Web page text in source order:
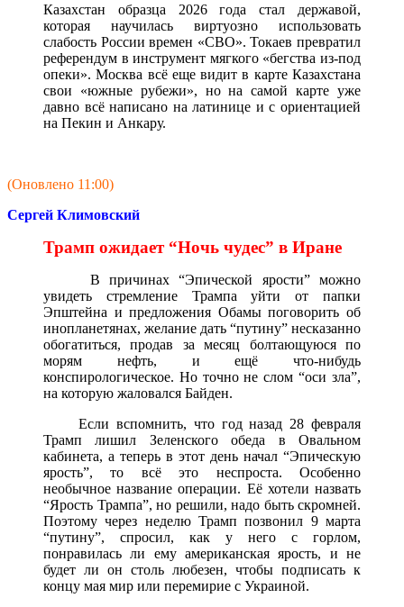
Казахстан образца 2026 года стал державой,
которая научилась виртуозно использовать
слабость России времен «СВО». Токаев превратил
референдум в инструмент мягкого «бегства из-под
опеки». Москва всё еще видит в карте Казахстана
свои «южные рубежи», но на самой карте уже
давно всё написано на латинице и с ориентацией
на Пекин и Анкару.
(Оновлено 11:00)
Сергей Климовский
Трамп ожидает “Ночь чудес” в Иране
В причинах “Эпической ярости” можно
увидеть стремление Трампа уйти от папки
Эпштейна и предложения Обамы поговорить об
инопланетянах, желание дать “путину” несказанно
обогатиться, продав за месяц болтающуюся по
морям нефть, и ещё что-нибудь
конспирологическое. Но точно не слом “оси зла”,
на которую жаловался Байден.
Если вспомнить, что год назад 28 февраля
Трамп лишил Зеленского обеда в Овальном
кабинета, а теперь в этот день начал “Эпическую
ярость”, то всё это неспроста. Особенно
необычное название операции. Её хотели назвать
“Ярость Трампа”, но решили, надо быть скромней.
Поэтому через неделю Трамп позвонил 9 марта
“путину”, спросил, как у него с горлом,
понравилась ли ему американская ярость, и не
будет ли он столь любезен, чтобы подписать к
концу мая мир или перемирие с Украиной.